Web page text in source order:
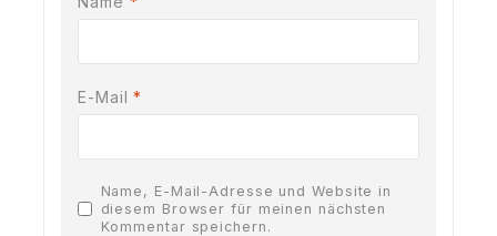
E-Mail*
Name, E-Mail-Adresse und Website in
diesem Browser für meinen nächsten
Kommentar speichern.